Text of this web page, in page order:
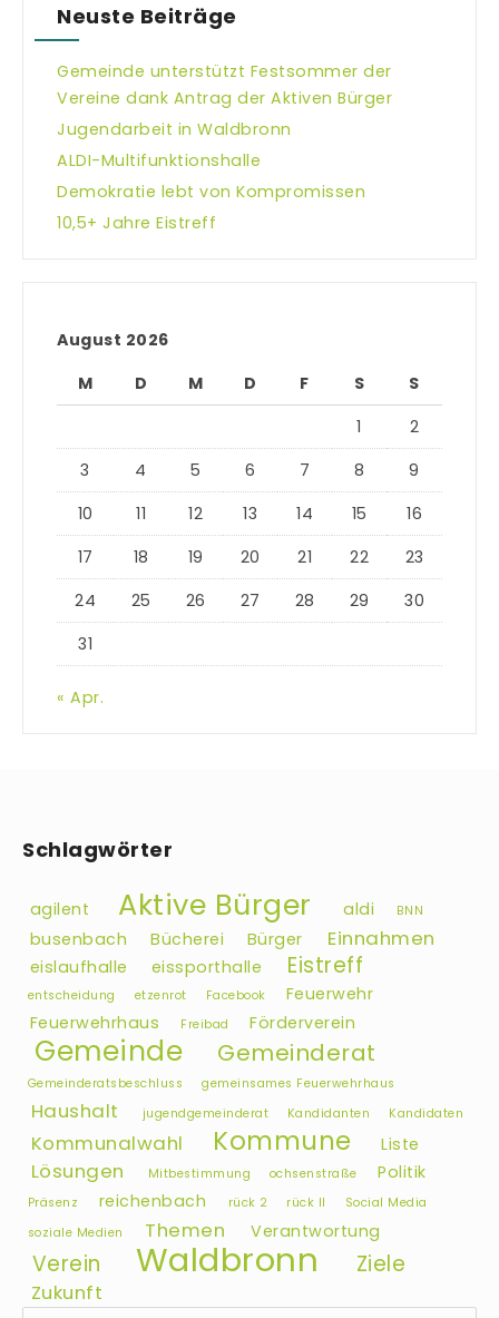
Neuste Beiträge
Gemeinde unterstützt Festsommer der
Vereine dank Antrag der Aktiven Bürger
Jugendarbeit in Waldbronn
ALDI-Multifunktionshalle
Demokratie lebt von Kompromissen
10,5+ Jahre Eistreff
August 2026
M
D M D F S
S
1
2
3
4 5 6 7 8
9
10
11 12 13 14 15
16
17
18 19 20 21 22
23
24
25 26 27 28 29
30
31
« Apr.
Schlagwörter
agilent Aktive Bürger aldi BNN
busenbach Bücherei Bürger Einnahmen
eislaufhalle eissporthalle Eistreff
entscheidung etzenrot Facebook
Feuerwehr
Feuerwehrhaus
Freibad Förderverein
Gemeinde Gemeinderat
Gemeinderatsbeschluss gemeinsames Feuerwehrhaus
Haushalt jugendgemeinderat Kandidanten Kandidaten
Kommunalwahl Kommune Liste
Lösungen Mitbestimmung ochsenstraße Politik
Präsenz reichenbach rück 2 rück II
Social Media
soziale Medien
Themen Verantwortung
Verein Waldbronn Ziele
Zukunft